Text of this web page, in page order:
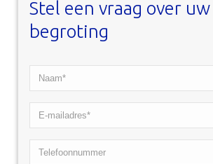
Stel een vraag over uw
begroting
Naam*
*
E-
mailadres*
Telefoonnummer